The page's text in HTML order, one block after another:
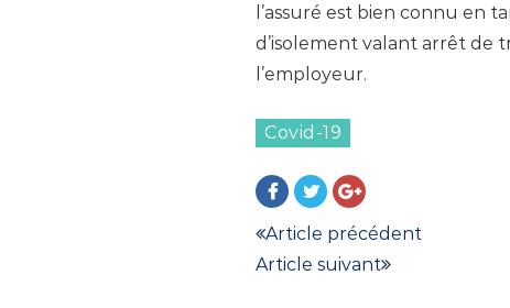
l’assuré est bien connu en
d’isolement valant arrêt de
l’employeur.
Covid-19
Article précédent
Article suivant